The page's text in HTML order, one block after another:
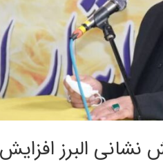
البرز افزایش